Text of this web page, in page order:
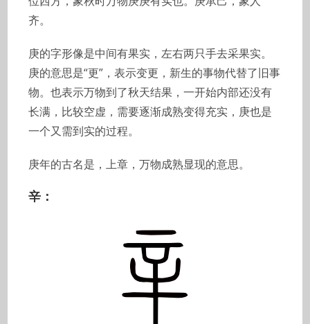
齐。
庚的字形像是中间有果实，左右两只手去采果实。
庚的意思是“更”，表示变更，新生的事物代替了旧事
物。也表示万物到了秋天结果，一开始内部还没有
长满，比较空虚，需要逐渐成熟变得充实，庚也是
一个又需到实的过程。
庚年的古名是，上章，万物成熟显现的意思。
辛：